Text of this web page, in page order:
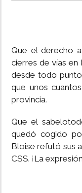
DEPORTES
MUNDO
INSÓLITAS
MULTIMEDIA
Que el derecho
cierres de vías en
desde todo
que unos
provincia.
Que el
quedó cogido
Bloise refutó sus
CSS. ¡La